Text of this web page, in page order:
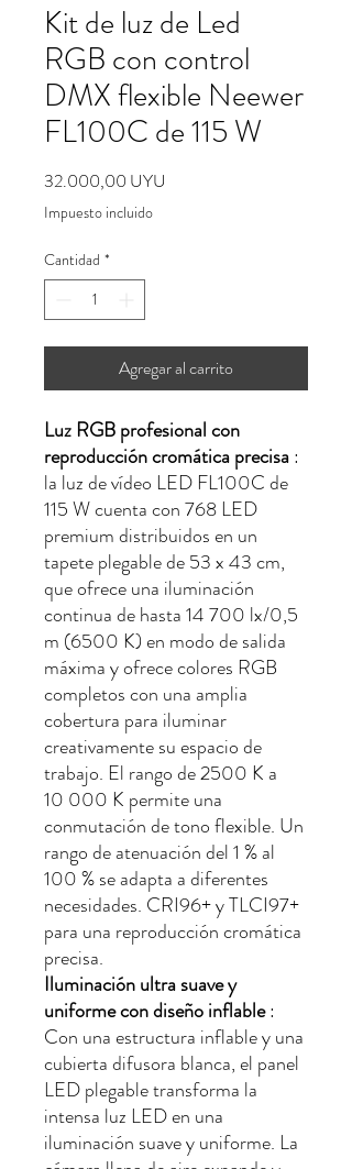
Kit de luz de Led
RGB con control
DMX flexible Neewer
FL100C de 115 W
32.000,00 UYU
Impuesto incluido
Cantidad *
Agregar al carrito
Luz RGB profesional con
reproducción cromática precisa:
la luz de vídeo LED FL100C de
115 W cuenta con 768 LED
premium distribuidos en un
tapete plegable de 53 x 43 cm,
que ofrece una iluminación
continua de hasta 14 700 lx/0,5
m (6500 K) en modo de salida
máxima y ofrece colores RGB
completos con una amplia
cobertura para iluminar
creativamente su espacio de
trabajo. El rango de 2500 K a
10 000 K permite una
conmutación de tono flexible. Un
rango de atenuación del 1 % al
100 % se adapta a diferentes
necesidades. CRI96+ y TLCI97+
para una reproducción cromática
precisa.
Iluminación ultra suave y
uniforme con diseño inflable:
Con una estructura inflable y una
cubierta difusora blanca, el panel
LED plegable transforma la
intensa luz LED en una
iluminación suave y uniforme. La